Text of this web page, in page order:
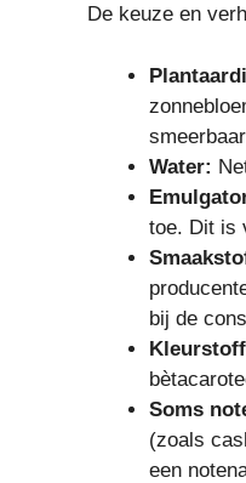
De keuze en
Water:
toe. Dit is
bij de
Soms
(zoals
een